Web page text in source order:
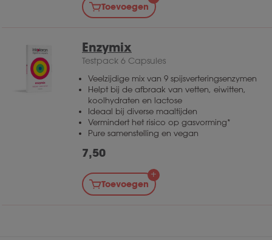
Toevoegen
Enzymix
Testpack 6 Capsules
Veelzijdige mix van 9 spijsverteringsenzymen
Helpt bij de afbraak van vetten, eiwitten,
koolhydraten en lactose
Ideaal bij diverse maaltijden
Vermindert het risico op gasvorming*
Pure samenstelling en vegan
7,50
Toevoegen